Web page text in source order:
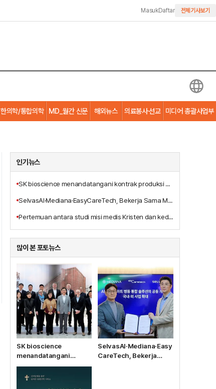
MasukDaftar 전체기사보기
한의학/통합의학 MD_월간 신문 해외뉴스 의료봉사·선교 미디어 총괄사업부
인기뉴스
SK bioscience menandatangani kontrak produksi alih daya vaksin Ebola MSD dengan anak perusahaannya, IDT Biologika
SelvasAI·Mediana·EasyCareTech, Bekerja Sama Mengembangkan Solusi Bangsal Pintar Berbasis AI
Pertemuan antara studi misi medis Kristen dan kedokteran integratif, Terbitnya Buku Baru 'Pelayanan Penyembuhan Tritunggal Yesus Kristus'
많이 본 포토뉴스
SK bioscience
menandatangani
kontrak produksi alih
daya vaksin Ebola MSD
SelvasAI·Mediana·Easy
CareTech, Bekerja